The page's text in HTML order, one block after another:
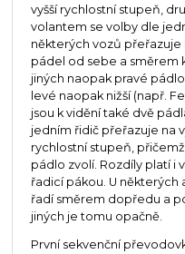
vyšší rychlostní stupeň,
volantem se volby dle
některých vozů přeřazuje
pádel od sebe a směrem
jiných naopak pravé
levé naopak nižší (např.
jsou k vidění také dvě
jedním řidič přeřazuje na
rychlostní stupeň,
pádlo zvolí. Rozdíly platí i
řadicí pákou. U některých
řadí směrem dopředu a
jiných je tomu opačně.
První sekvenční